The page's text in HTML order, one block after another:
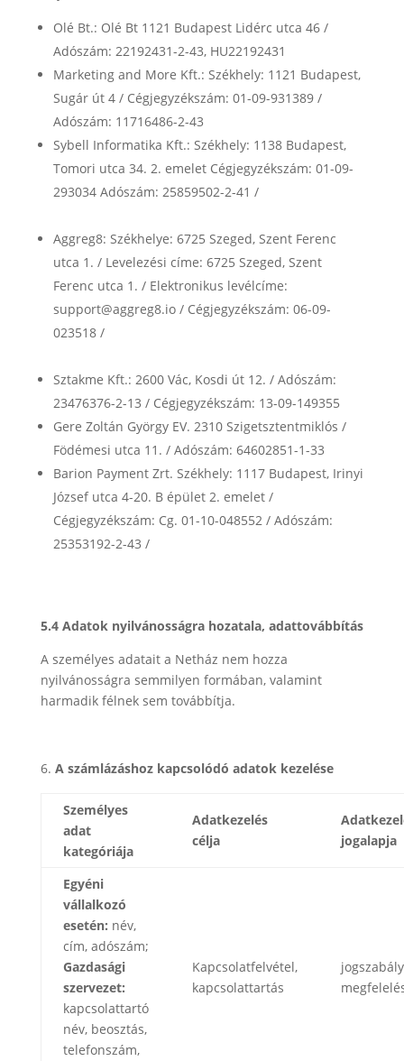
Olé Bt.: Olé Bt 1121 Budapest Lidérc utca 46 /
Adószám: 22192431-2-43, HU22192431
Marketing and More Kft.: Székhely: 1121 Budapest,
Sugár út 4 / Cégjegyzékszám: 01-09-931389 /
Adószám: 11716486-2-43
Sybell Informatika Kft.: Székhely: 1138 Budapest,
Tomori utca 34. 2. emelet Cégjegyzékszám: 01-09-
293034 Adószám: 25859502-2-41 /
Aggreg8: Székhelye: 6725 Szeged, Szent Ferenc
utca 1. / Levelezési címe: 6725 Szeged, Szent
Ferenc utca 1. / Elektronikus levélcíme:
support@aggreg8.io / Cégjegyzékszám: 06-09-
023518 /
Sztakme Kft.: 2600 Vác, Kosdi út 12. / Adószám:
23476376-2-13 / Cégjegyzékszám: 13-09-149355
Gere Zoltán György EV. 2310 Szigetsztentmiklós /
Födémesi utca 11. / Adószám: 64602851-1-33
Barion Payment Zrt. Székhely: 1117 Budapest, Irinyi
József utca 4-20. B épület 2. emelet /
Cégjegyzékszám: Cg. 01-10-048552 / Adószám:
25353192-2-43 /
5.4 Adatok nyilvánosságra hozatala, adattovábbítás
A személyes adatait a Netház nem hozza
nyilvánosságra semmilyen formában, valamint
harmadik félnek sem továbbítja.
A számlázáshoz kapcsolódó adatok kezelése
Személyes
adat
kategóriája
Adatkezelés
célja
jogalapja
Egyéni
vállalkozó
esetén: név,
cím, adószám;
Gazdasági
szervezet:
kapcsolattartó
név, beosztás,
telefonszám,
Kapcsolatfelvétel,
kapcsolattartás